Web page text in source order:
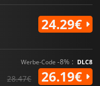
24.29€
Werbe-Code -8% : DLC8
28.47€ 26.19€